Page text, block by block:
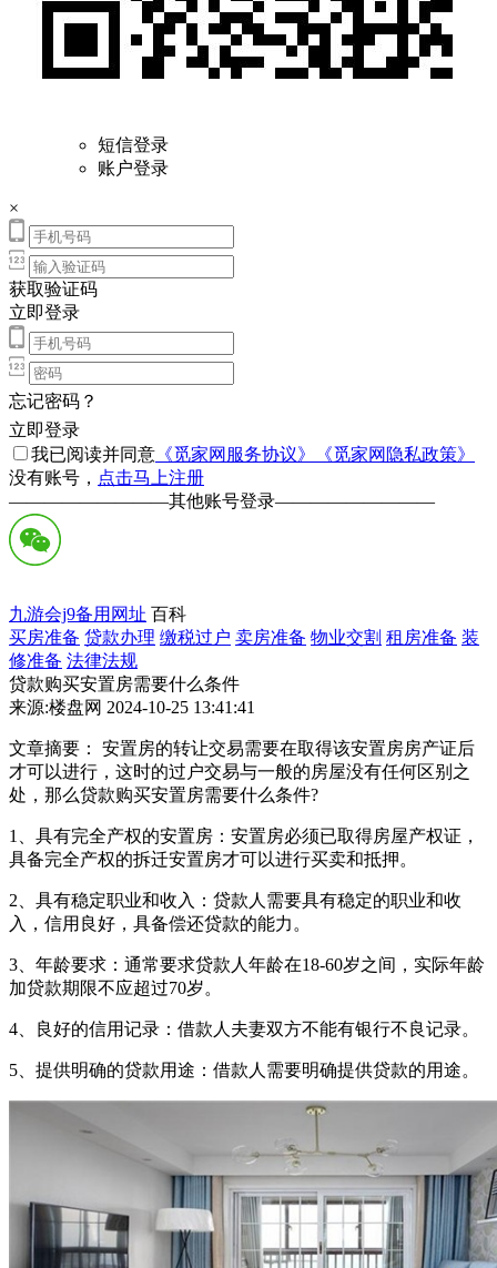
短信登录
账户登录
×
获取验证码
立即登录
忘记密码？
立即登录
我已阅读并同意 《觅家网服务协议》
《觅家网隐私政策》
没有账号， 点击马上注册
—————————其他账号登录—————————
九游会j9备用网址 百科
买房准备 贷款办理 缴税过户 卖房准备 物业交割 租房准备 装
修准备 法律法规
贷款购买安置房需要什么条件
来源:楼盘网 2024-10-25 13:41:41
文章摘要： 安置房的转让交易需要在取得该安置房房产证后
才可以进行，这时的过户交易与一般的房屋没有任何区别之
处，那么贷款购买安置房需要什么条件?
1、具有完全产权的安置房‌：安置房必须已取得房屋产权证，
具备完全产权的拆迁安置房才可以进行买卖和抵押‌。
2、‌具有稳定职业和收入‌：贷款人需要具有稳定的职业和收
入，信用良好，具备偿还贷款的能力‌。
3、‌年龄要求‌：通常要求贷款人年龄在18-60岁之间，实际年龄
加贷款期限不应超过70岁‌。
4、‌良好的信用记录‌：借款人夫妻双方不能有银行不良记录‌。
‌5、提供明确的贷款用途‌：借款人需要明确提供贷款的用途‌。